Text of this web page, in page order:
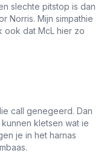
slechte pitstop is dan
Norris. Mijn simpathie
ook dat McL hier zo
call genegeerd. Dan
kletsen wat ie
je in het harnas